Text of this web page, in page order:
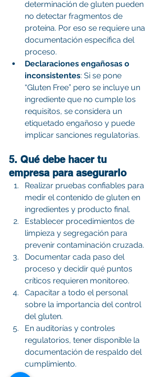
determinación de gluten pueden
no detectar fragmentos de
proteína. Por eso se requiere una
documentación específica del
proceso.
Declaraciones engañosas o
inconsistentes: Si se pone
“Gluten Free” pero se incluye un
ingrediente que no cumple los
requisitos, se considera un
etiquetado engañoso y puede
implicar sanciones regulatorias.
5. Qué debe hacer tu
empresa para asegurarlo
Realizar pruebas confiables para
medir el contenido de gluten en
ingredientes y producto final.
Establecer procedimientos de
limpieza y segregación para
prevenir contaminación cruzada.
Documentar cada paso del
proceso y decidir qué puntos
críticos requieren monitoreo.
Capacitar a todo el personal
sobre la importancia del control
del gluten.
En auditorías y controles
regulatorios, tener disponible la
documentación de respaldo del
cumplimiento.